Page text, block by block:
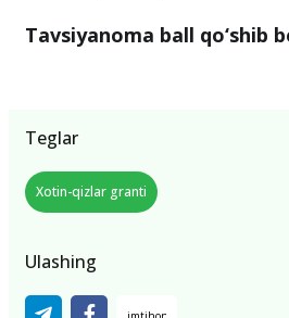
Tavsiyanoma ball qo‘shib
Teglar
Xotin-qizlar granti
Ulashing